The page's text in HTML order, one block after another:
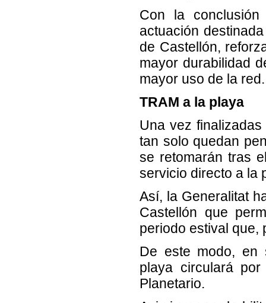
Con la
actuación
de Castellón,
mayor durabilidad
mayor uso de la red.
TRAM a la playa
Una vez
tan solo quedan
se retomarán tras
servicio directo a la
Así, la Generalitat
Castellón que
periodo estival que,
De este modo, en
playa circulará
Planetario.